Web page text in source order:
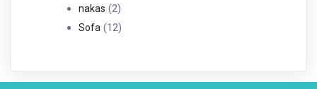
nakas 22
Produk
Sofa 1212